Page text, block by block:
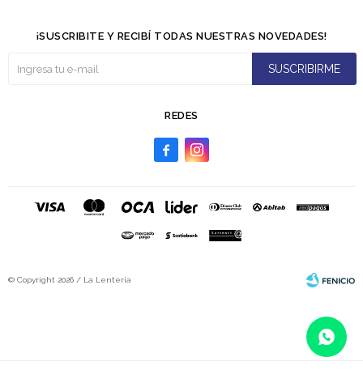
REDES
 
¡SUSCRIBITE Y RECIBÍ TODAS NUESTRAS NOVEDADES!
SUSCRIBIRME
© Copyright 2026 / La Lenteria